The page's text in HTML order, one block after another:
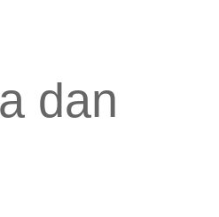
dan